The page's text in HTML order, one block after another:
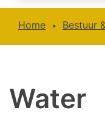
Home Bestuur
Water